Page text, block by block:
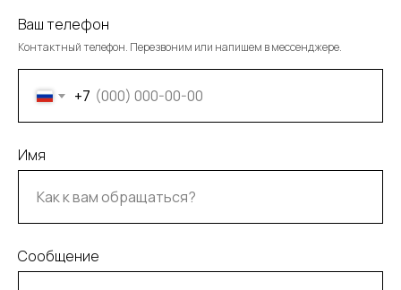
Ваш телефон
Контактный телефон. Перезвоним или напишем в мессенджере.
+7
Имя
Сообщение